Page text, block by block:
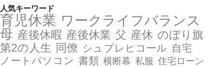
人気キーワード
育児休業 ワークライフバランス
母 産後休暇 産後休業 父 産休 のぼり旗
第2の人生 同僚 シュプレヒコール 自宅
ノートパソコン 書類 横断幕 私服 住宅ローン